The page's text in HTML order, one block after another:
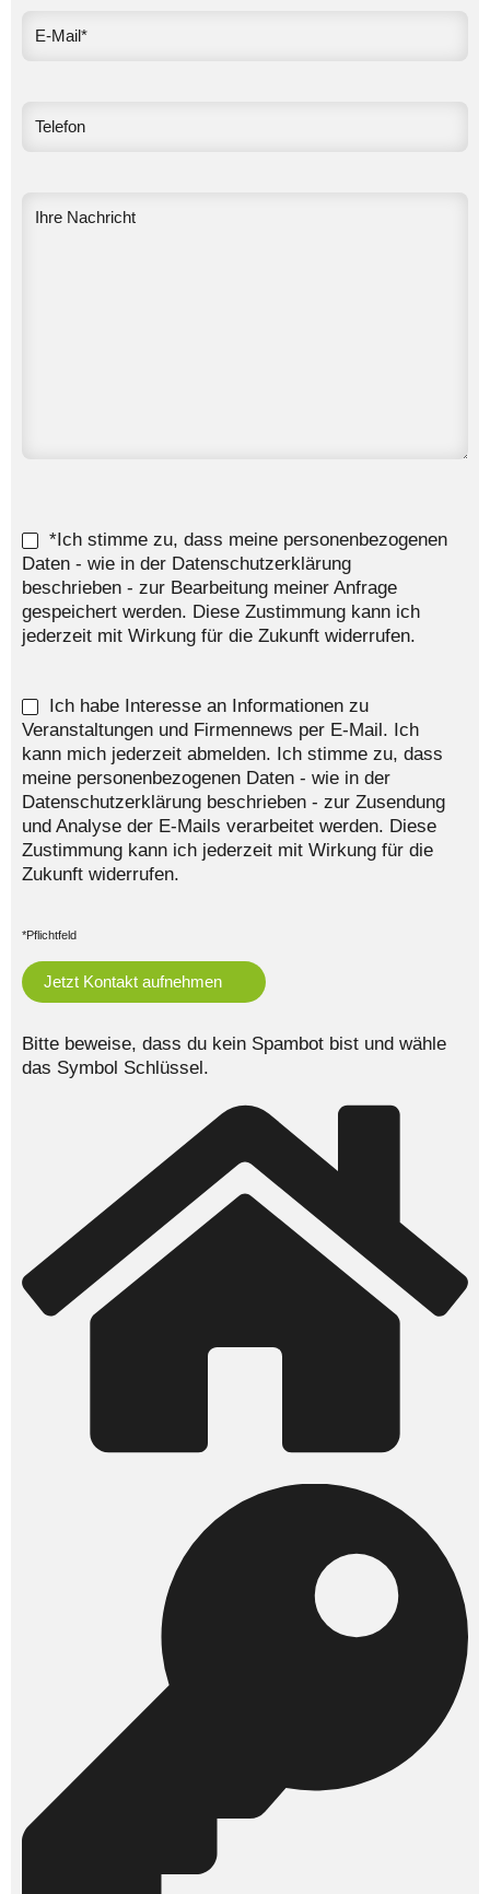
*Ich stimme zu, dass meine personenbezogenen
Daten - wie in der Datenschutzerklärung
beschrieben - zur Bearbeitung meiner Anfrage
gespeichert werden. Diese Zustimmung kann ich
jederzeit mit Wirkung für die Zukunft widerrufen.
Ich habe Interesse an Informationen zu
Veranstaltungen und Firmennews per E-Mail. Ich
kann mich jederzeit abmelden. Ich stimme zu, dass
meine personenbezogenen Daten - wie in der
Datenschutzerklärung beschrieben - zur Zusendung
und Analyse der E-Mails verarbeitet werden. Diese
Zustimmung kann ich jederzeit mit Wirkung für die
Zukunft widerrufen.
*Pflichtfeld
Bitte beweise, dass du kein Spambot bist und wähle
das Symbol Schlüssel .